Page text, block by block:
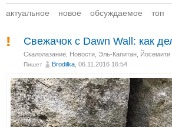
актуальное новое обсуждаемое топ
Свежачок с Dawn Wall: как
Скалолазание Новости Эль-Капитан, Йосемити
Пишет Brodilka , 06.11.2016 16:54